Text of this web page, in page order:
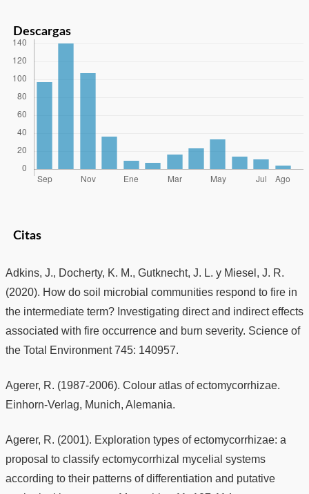
Descargas
Citas
Adkins, J., Docherty, K. M., Gutknecht, J. L. y Miesel, J. R.
(2020). How do soil microbial communities respond to fire in
the intermediate term? Investigating direct and indirect effects
associated with fire occurrence and burn severity. Science of
the Total Environment 745: 140957.
Agerer, R. (1987-2006). Colour atlas of ectomycorrhizae.
Einhorn-Verlag, Munich, Alemania.
Agerer, R. (2001). Exploration types of ectomycorrhizae: a
proposal to classify ectomycorrhizal mycelial systems
according to their patterns of differentiation and putative